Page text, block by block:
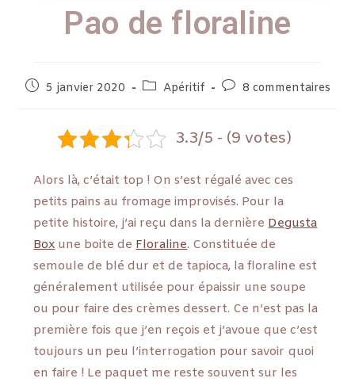
Pao de floraline
5 janvier 2020 Apéritif 8 commentaires
3.3/5 - (9 votes)
Alors là, c’était top ! On s’est régalé avec ces
petits pains au fromage improvisés. Pour la
petite histoire, j’ai reçu dans la dernière Degusta
Box une boite de Floraline. Constituée de
semoule de blé dur et de tapioca, la floraline est
généralement utilisée pour épaissir une soupe
ou pour faire des crèmes dessert. Ce n’est pas la
première fois que j’en reçois et j’avoue que c’est
toujours un peu l’interrogation pour savoir quoi
en faire ! Le paquet me reste souvent sur les